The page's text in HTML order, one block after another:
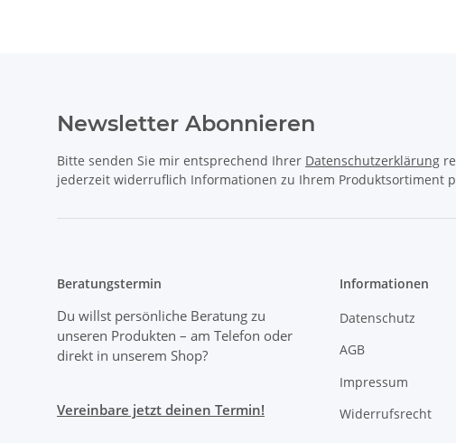
Newsletter Abonnieren
Bitte senden Sie mir entsprechend Ihrer Datenschutzerklärung
jederzeit widerruflich Informationen zu Ihrem Produktsortiment
Beratungstermin
Du willst persönliche Beratung zu
unseren Produkten – am Telefon oder
direkt in unserem Shop?
Vereinbare jetzt deinen Termin!
Informationen
Datenschutz
AGB
Impressum
Widerrufsrecht